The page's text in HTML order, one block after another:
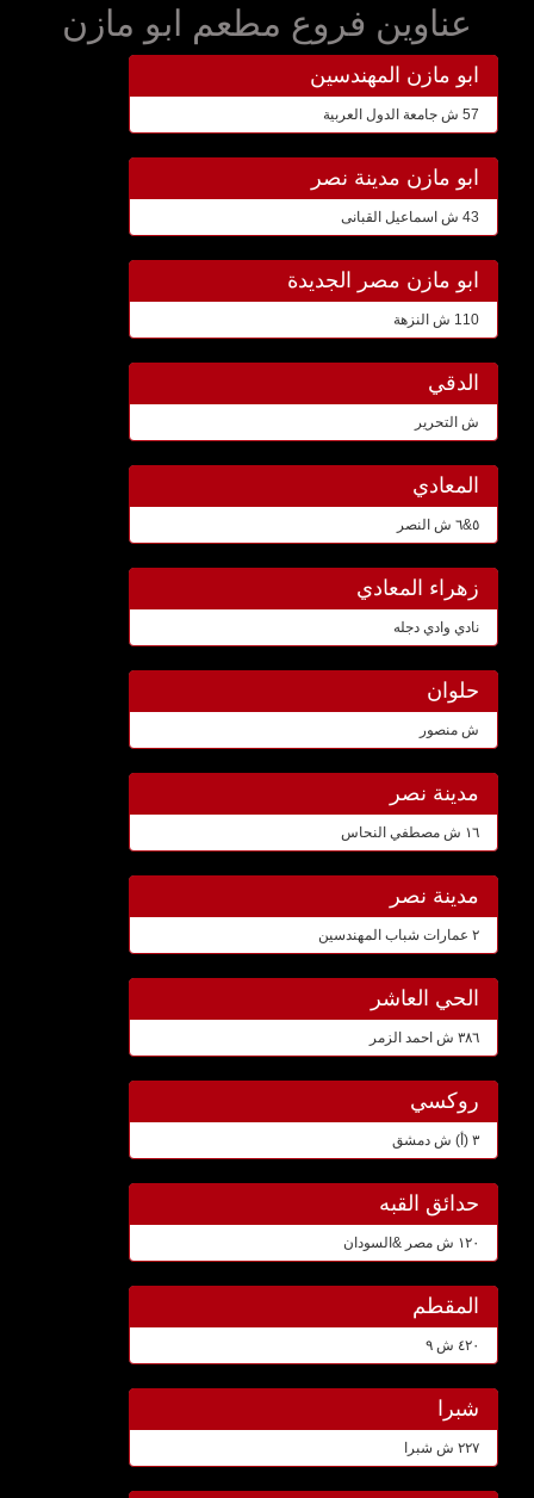
عناوين فروع مطعم ابو مازن
ابو مازن المهندسين
57 ش جامعة الدول العربية
ابو مازن مدينة نصر
43 ش اسماعيل القبانى
ابو مازن مصر الجديدة
110 ش النزهة
الدقي
ش التحرير
المعادي
٥&٦ ش النصر
زهراء المعادي
نادي وادي دجله
حلوان
ش منصور
مدينة نصر
١٦ ش مصطفي النحاس
مدينة نصر
٢ عمارات شباب المهندسين
الحي العاشر
٣٨٦ ش احمد الزمر
روكسي
٣ (أ) ش دمشق
حدائق القبه
١٢٠ ش مصر &السودان
المقطم
٤٢٠ ش ٩
شبرا
٢٢٧ ش شبرا